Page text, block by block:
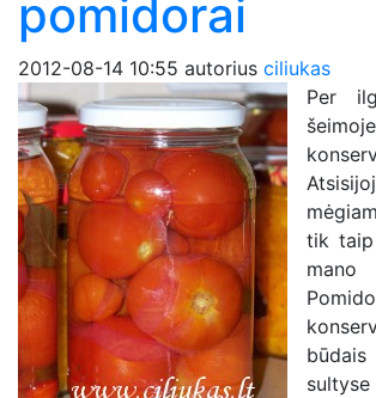
pomidorai
2012-08-14 10:55 autorius ciliukas
Per
tik